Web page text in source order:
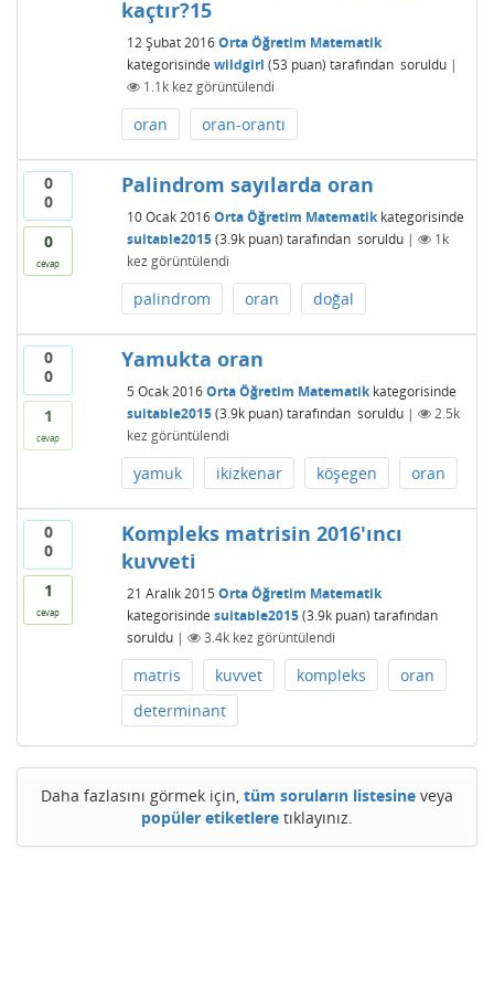
kaçtır?15
12 Şubat 2016 Orta Öğretim Matematik
kategorisinde wildgirl (53 puan) tarafından soruldu |
1.1kkez görüntülendi
oran oran-orantı
0
0
0
cevap
Palindrom sayılarda oran
10 Ocak 2016 Orta Öğretim Matematikkategorisinde
suitable2015 (3.9kpuan) tarafından soruldu |
1k
kez görüntülendi
palindrom oran doğal
0
0
1
cevap
Yamukta oran
5 Ocak 2016 Orta Öğretim Matematikkategorisinde
suitable2015 (3.9kpuan) tarafından soruldu |
2.5k
kez görüntülendi
yamuk ikizkenar köşegen oran
0
0
1
cevap
Kompleks matrisin 2016'ıncı
kuvveti
21 Aralık 2015 Orta Öğretim Matematik
kategorisinde suitable2015 (3.9kpuan) tarafından
soruldu | 3.4kkez görüntülendi
matris kuvvet kompleks
oran
determinant
Daha fazlasını görmek için, tüm soruların listesine veya
popüler etiketlere tıklayınız.